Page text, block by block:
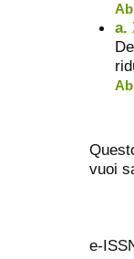
a.
vuoi
e-